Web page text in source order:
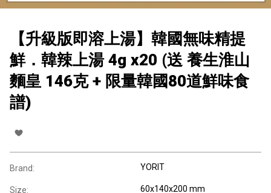
【升級版即溶上湯】韓國無味精提
鮮．韓辣上湯 4g x20 (送 養生淮山
麵皇 146克 + 限量韓國80道鮮味食
譜)
Brand: YORIT
Size: 60x140x200 mm